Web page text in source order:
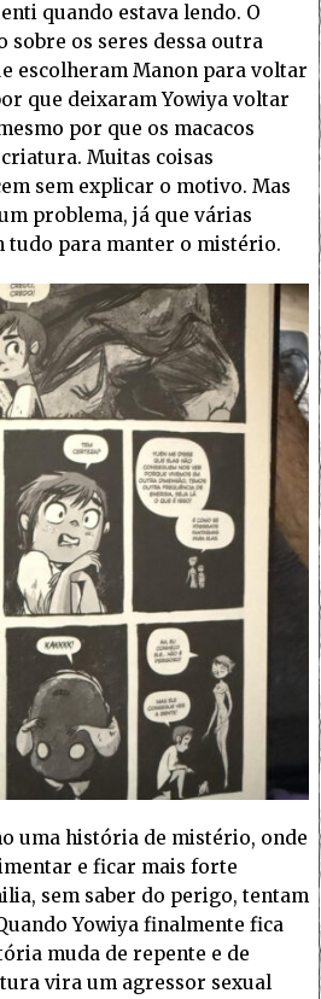
quando estava lendo. O
os seres dessa outra
escolheram Manon para voltar
que deixaram Yowiya voltar
por que os macacos
Muitas coisas
sem explicar o motivo. Mas
problema, já que várias
tudo para manter o mistério.
uma história de mistério, onde
e ficar mais forte
sem saber do perigo, tentam
Yowiya finalmente fica
muda de repente e de
vira um agressor sexual